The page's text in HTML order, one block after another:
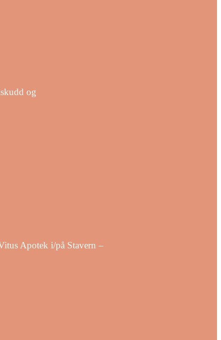
og
Apotek i/på Stavern –